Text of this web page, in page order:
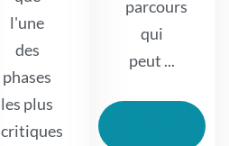
l'une
des
phases
les plus
critiques
parcours
qui
peut ...